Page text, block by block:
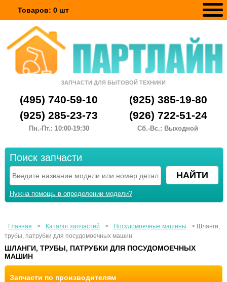
Товаров: 0 шт
ЗАПЧАСТИ ДЛЯ БЫТОВОЙ ТЕХНИКИ
(495) 740-59-10
(925) 385-19-80
(925) 285-23-73
(926) 722-51-24
Пн.-Пт.: 10:00-19:30 Сб.-Вс.: Выходной
Поиск запчасти
Нужна помощь в определении модели?
Главная > Каталог запчастей > Посудомоечные машины > Шланги,
трубы, патрубки для посудомоечных машин
ШЛАНГИ, ТРУБЫ, ПАТРУБКИ ДЛЯ ПОСУДОМОЕЧНЫХ
МАШИН
Запчасти по производителям